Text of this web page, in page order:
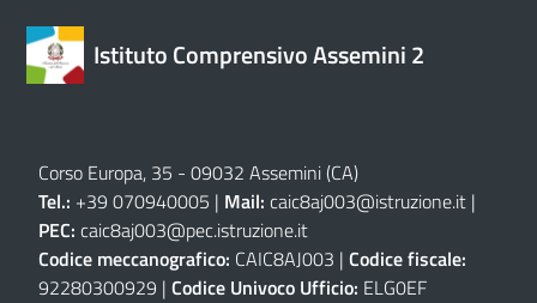
Istituto Comprensivo Assemini 2
Corso Europa, 35 - 09032 Assemini (CA)
Tel.: +39 070940005 | Mail: caic8aj003@istruzione.it |
PEC: caic8aj003@pec.istruzione.it
Codice meccanografico: CAIC8AJ003 | Codice fiscale:
92280300929 | Codice Univoco Ufficio: ELG0EF